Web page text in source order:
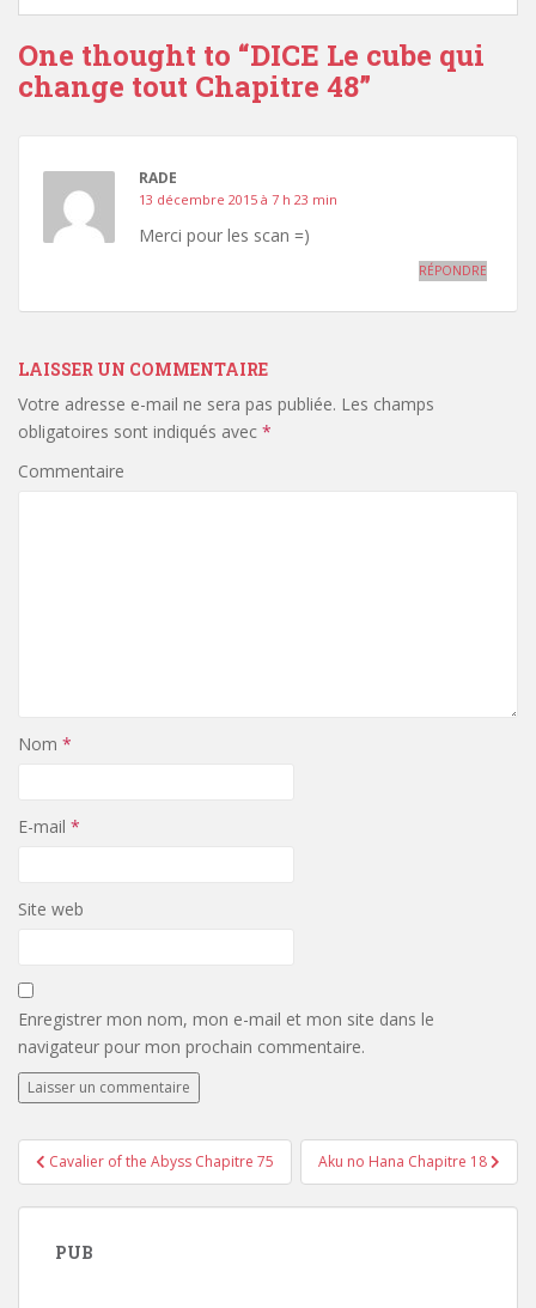
One thought to “DICE Le cube qui
change tout Chapitre 48”
RADE
13 décembre 2015 à 7 h 23 min
Merci pour les scan =)
RÉPONDRE
LAISSER UN COMMENTAIRE
Votre adresse e-mail ne sera pas publiée. Les champs
obligatoires sont indiqués avec *
Commentaire
Nom *
E-mail *
Site web
Enregistrer mon nom, mon e-mail et mon site dans le
navigateur pour mon prochain commentaire.
Navigation
de
l’article
Cavalier of the Abyss Chapitre 75 Aku no Hana Chapitre 18
PUB